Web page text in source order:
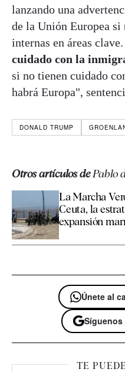
lanzando una
de la Unión Europea si
internas en áreas clave.
cuidado con la
si no tienen cuidado
habrá Europa",
DONALD TRUMP
Otros artículos dePablo
La Marcha
Ceuta, la
expansión
Únete al
Síguenos
TE